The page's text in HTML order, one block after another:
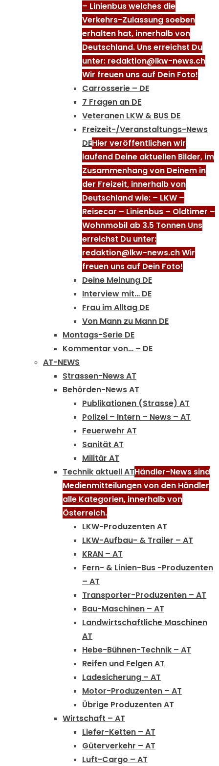
– Linienbus welches die
Verkehrs-Zulassung soeben
erhalten hat, innerhalb von
Deutschland. Uns erreichst Du
unter: redaktion@lkw-news.ch
Wir freuen uns auf Dein Foto!
Carrosserie – DE
7 Fragen an DE
Veteranen LKW & BUS DE
Freizeit-/Veranstaltungs-News
DEHier veröffentlichen wir
laufend Deine aktuellen Bilder, im
Zusammenhang von Deinem in
der Freizeit, innerhalb von
Deutschland wie: – LKW –
Reisecar – Linienbus – Oldtimer –
Wohnmobil ab 3.5 Tonnen Uns
erreichst Du unter:
redaktion@lkw-news.ch Wir
freuen uns auf Dein Foto!
Deine Meinung DE
Interview mit… DE
Frau im Alltag DE
Von Mann zu Mann DE
Montags-Serie DE
Kommentar von… – DE
AT-NEWS
Strassen-News AT
Behörden-News AT
Publikationen (Strasse) AT
Polizei – Intern – News – AT
Feuerwehr AT
Sanität AT
Militär AT
Technik aktuell ATHändler-News sind
Medienmitteilungen von den Händler
alle Kategorien, innerhalb von
Österreich.
LKW-Produzenten AT
LKW-Aufbau- & Trailer – AT
KRAN – AT
Fern- & Linien-Bus -Produzenten
– AT
Transporter-Produzenten – AT
Bau-Maschinen – AT
Landwirtschaftliche Maschinen
AT
Hebe-Bühnen-Technik – AT
Reifen und Felgen AT
Ladesicherung – AT
Motor-Produzenten – AT
Übrige Produzenten AT
Wirtschaft – AT
Liefer-Ketten – AT
Güterverkehr – AT
Luft-Cargo – AT